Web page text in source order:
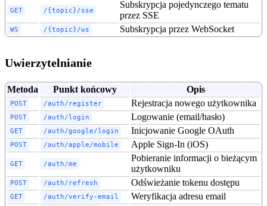
GET /{topic}/sse
Subskrypcja pojedynczego tematu
przez SSE
WS /{topic}/ws Subskrypcja przez WebSocket
Uwierzytelnianie
Metoda Punkt końcowy Opis
POST /auth/register Rejestracja nowego użytkownika
POST /auth/login Logowanie (email/hasło)
GET /auth/google/login Inicjowanie Google OAuth
POST /auth/apple/mobile Apple Sign-In (iOS)
GET /auth/me
Pobieranie informacji o bieżącym
użytkowniku
POST /auth/refresh Odświeżanie tokenu dostępu
GET /auth/verify-email
Weryfikacja adresu email